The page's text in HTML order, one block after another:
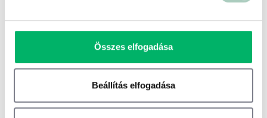
Összes elfogadása
Beállítás elfogadása
Ez is érdekelhet
-13 %